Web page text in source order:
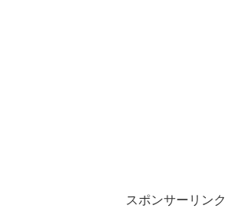
スポンサーリンク